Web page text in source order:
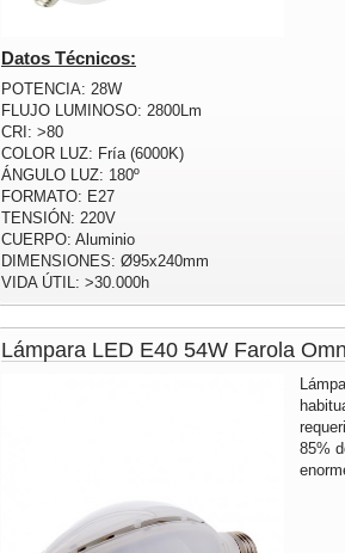
Datos Técnicos:
POTENCIA: 28W
FLUJO LUMINOSO: 2800Lm
CRI: >80
COLOR LUZ: Fría (6000K)
ÁNGULO LUZ: 180º
FORMATO: E27
TENSIÓN: 220V
CUERPO: Aluminio
DIMENSIONES: Ø95x240mm
VIDA ÚTIL: >30.000h
Lámpara LED E40 54W Farola
85%